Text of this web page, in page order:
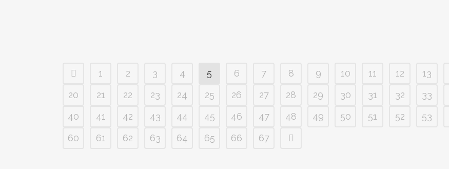
1 2 3 4 5 6 7 8 9 10 11 12 13
20
21 22 23 24 25 26 27 28 29 30 31 32 33
40
41 42 43 44 45 46 47 48 49 50 51 52 53
60
61 62 63 64 65 66 67